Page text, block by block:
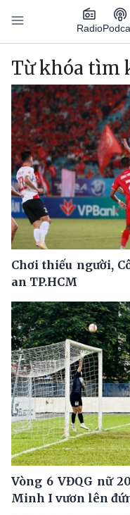
Nhảy đến nội dung
Radio
Main
Từ khóa tìm
Chơi thiếu người,
an TP.HCM
Vòng 6 VĐQG nữ
Minh I vươn lên